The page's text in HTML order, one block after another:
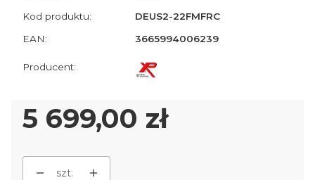
Kod produktu:
DEUS2-22FMFRC
EAN:
3665994006239
Cena
5 699,00 zł
szt.